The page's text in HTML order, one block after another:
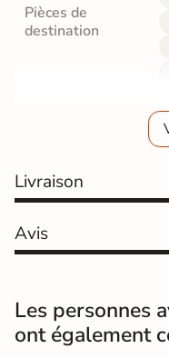
Pièces de
destination
Résistance à
Masse colorée
Finition
Livraison
Avis
Les personnes
ont également